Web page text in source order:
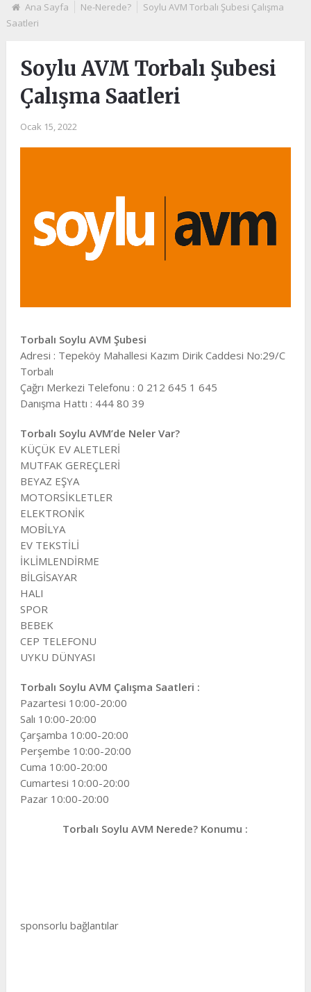
Ana Sayfa Ne-Nerede?
Soylu AVM Torbalı Şubesi Çalışma
Saatleri
Soylu AVM Torbalı Şubesi
Çalışma Saatleri
Ocak 15, 2022
Torbalı Soylu AVM Şubesi
Adresi : Tepeköy Mahallesi Kazım Dirik Caddesi No:29/C
Torbalı
Çağrı Merkezi Telefonu : 0 212 645 1 645
Danışma Hattı : 444 80 39
Torbalı Soylu AVM’de Neler Var?
KÜÇÜK EV ALETLERİ
MUTFAK GEREÇLERİ
BEYAZ EŞYA
MOTORSİKLETLER
ELEKTRONİK
MOBİLYA
EV TEKSTİLİ
İKLİMLENDİRME
BİLGİSAYAR
HALI
SPOR
BEBEK
CEP TELEFONU
UYKU DÜNYASI
Torbalı Soylu AVM Çalışma Saatleri :
Pazartesi 10:00-20:00
Salı 10:00-20:00
Çarşamba 10:00-20:00
Perşembe 10:00-20:00
Cuma 10:00-20:00
Cumartesi 10:00-20:00
Pazar 10:00-20:00
Torbalı Soylu AVM Nerede? Konumu :
sponsorlu bağlantılar